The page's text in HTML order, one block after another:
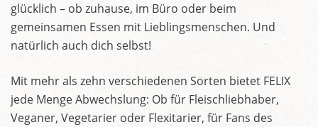
glücklich – ob zuhause, im Büro oder beim
gemeinsamen Essen mit Lieblingsmenschen. Und
natürlich auch dich selbst!
Mit mehr als zehn verschiedenen Sorten bietet FELIX
jede Menge Abwechslung: Ob für Fleischliebhaber,
Veganer, Vegetarier oder Flexitarier, für Fans des